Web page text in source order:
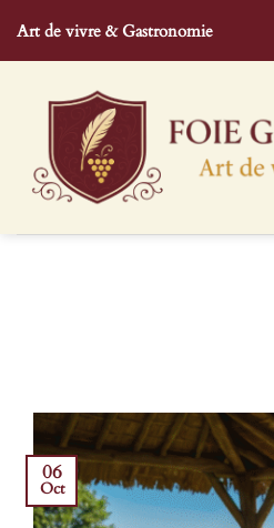
Art de vivre & Gastronomie
06
Oct